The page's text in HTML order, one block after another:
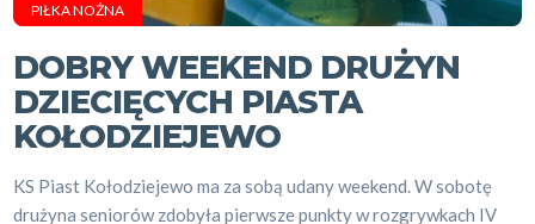
PIŁKA NOŻNA
DOBRY WEEKEND DRUŻYN
DZIECIĘCYCH PIASTA
KOŁODZIEJEWO
KS Piast Kołodziejewo ma za sobą udany weekend. W sobotę
drużyna seniorów zdobyła pierwsze punkty w rozgrywkach IV